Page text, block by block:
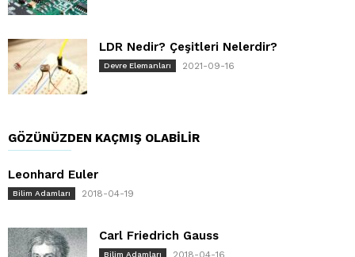
LDR Nedir? Çeşitleri Nelerdir?
Devre Elemanları 2021-09-16
GÖZÜNÜZDEN KAÇMIŞ OLABILIR
Leonhard Euler
Bilim Adamları 2018-04-19
Carl Friedrich Gauss
Bilim Adamları